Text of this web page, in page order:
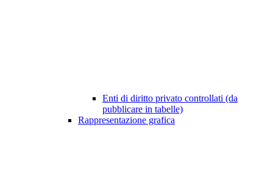
Enti di diritto privato controllati (da
pubblicare in tabelle)
Rappresentazione grafica